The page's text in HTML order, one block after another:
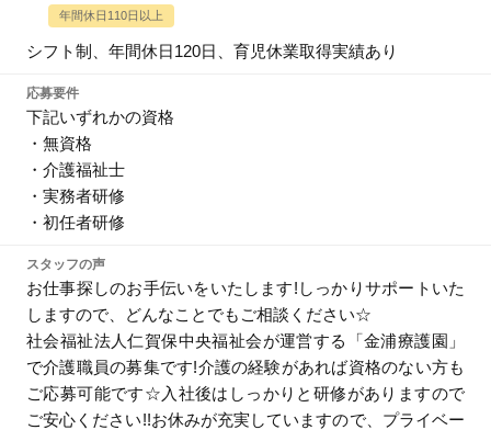
年間休日110日以上
シフト制、年間休日120日、育児休業取得実績あり
応募要件
下記いずれかの資格
・無資格
・介護福祉士
・実務者研修
・初任者研修
スタッフの声
お仕事探しのお手伝いをいたします!しっかりサポートいた
しますので、どんなことでもご相談ください☆
社会福祉法人仁賀保中央福祉会が運営する「金浦療護園」
で介護職員の募集です!介護の経験があれば資格のない方も
ご応募可能です☆入社後はしっかりと研修がありますので
ご安心ください!!お休みが充実していますので、プライベー